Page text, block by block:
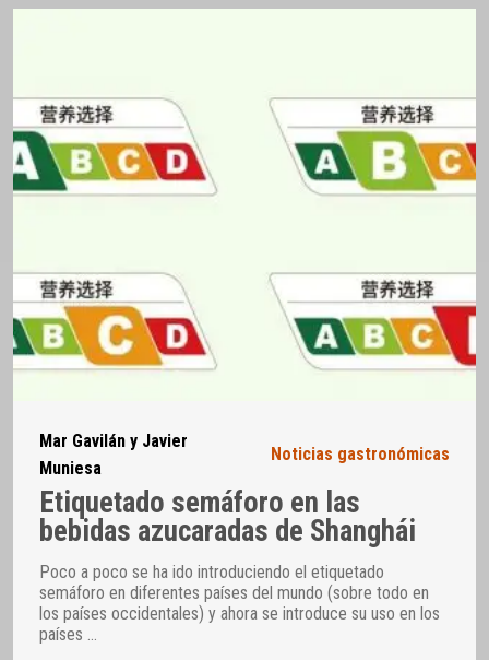
Mar Gavilán y Javier
Muniesa
Noticias gastronómicas
Etiquetado semáforo en las
bebidas azucaradas de Shanghái
Poco a poco se ha ido introduciendo el etiquetado
semáforo en diferentes países del mundo (sobre todo en
los países occidentales) y ahora se introduce su uso en los
países